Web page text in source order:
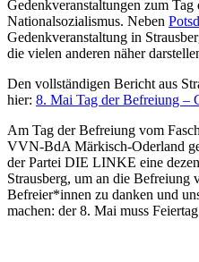
Gedenkveranstaltungen zum
Nationalsozialismus. Neben
Gedenkveranstaltung in
die vielen anderen näher
Den vollständigen Bericht aus
hier: 8. Mai Tag der Befreiung –
Am Tag der Befreiung vom
VVN-BdA Märkisch-Oderland
der Partei DIE LINKE eine
Strausberg, um an die Befreiung
Befreier*innen zu danken und
machen: der 8. Mai muss